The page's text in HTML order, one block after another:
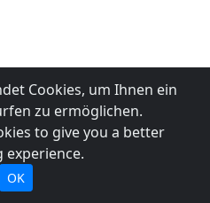
Cookies, um Ihnen ein
zu ermöglichen.
to give you a better
experience.
OK